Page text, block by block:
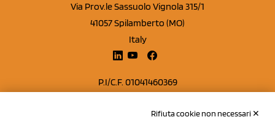
Via Prov.le Sassuolo Vignola 315/1
41057 Spilamberto (MO)
Italy
P.I/C.F. 01041460369
Capitale sociale Euro 50.000,00 i.v.Rifiuta cookie non necessari ✕